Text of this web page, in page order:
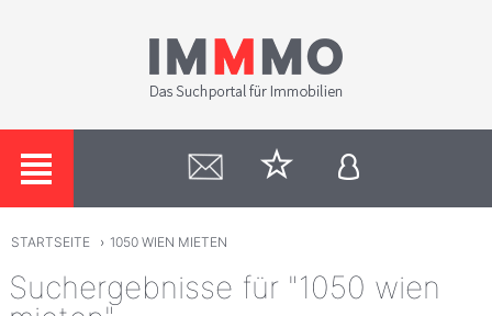
STARTSEITE › 1050 WIEN MIETEN
Suchergebnisse für "1050 wien